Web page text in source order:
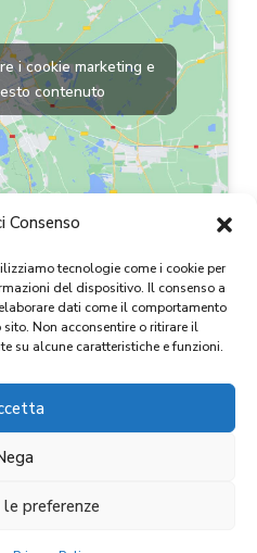
Consenso
tecnologie come i cookie per
del dispositivo. Il consenso a
dati come il comportamento
Non acconsentire o ritirare il
su alcune caratteristiche e funzioni.
preferenze
2024
i cookie marketing e
contenuto